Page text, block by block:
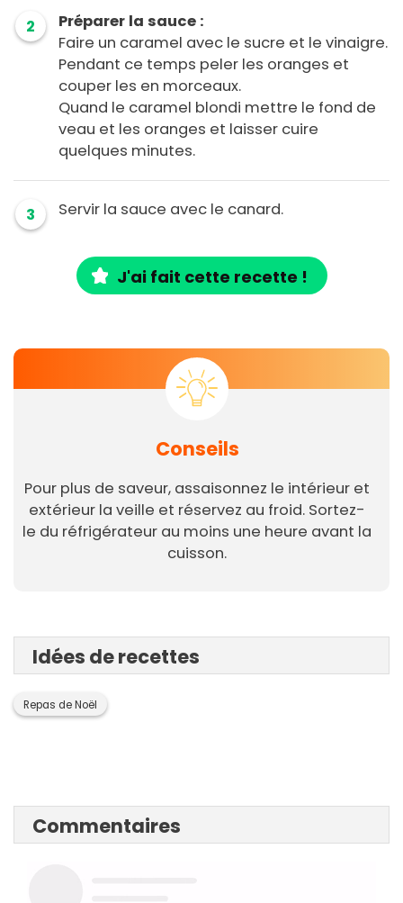
2
Préparer la sauce :
Faire un caramel avec le sucre et le vinaigre.
Pendant ce temps peler les oranges et
couper les en morceaux.
Quand le caramel blondi mettre le fond de
veau et les oranges et laisser cuire
quelques minutes.
3 Servir la sauce avec le canard.
J'ai fait cette recette !
Conseils
Pour plus de saveur, assaisonnez le intérieur et
extérieur la veille et réservez au froid. Sortez-
le du réfrigérateur au moins une heure avant la
cuisson.
Idées de recettes
Repas de Noël
Commentaires